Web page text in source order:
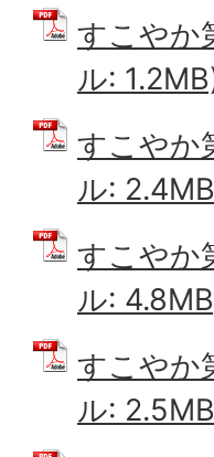
すこやか
ル:
すこやか
ル:
すこやか
ル:
すこやか
ル: